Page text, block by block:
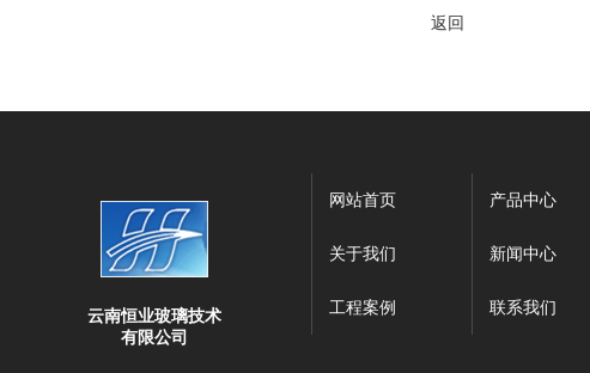
返回
云南恒业玻璃技术
有限公司
网站首页 产品中心
关于我们 新闻中心
工程案例 联系我们